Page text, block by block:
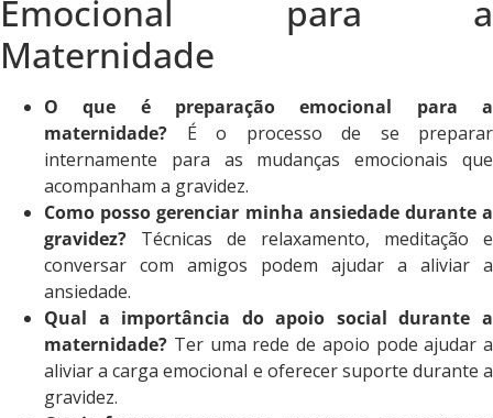
Emocional para a
Maternidade
O que é preparação emocional para a
maternidade? É o processo de se preparar
internamente para as mudanças emocionais que
acompanham a gravidez.
Como posso gerenciar minha ansiedade durante a
gravidez? Técnicas de relaxamento, meditação e
conversar com amigos podem ajudar a aliviar a
ansiedade.
Qual a importância do apoio social durante a
maternidade? Ter uma rede de apoio pode ajudar a
aliviar a carga emocional e oferecer suporte durante a
gravidez.